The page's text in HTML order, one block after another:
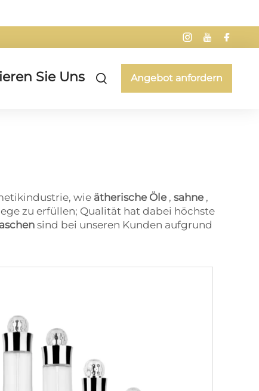
Sie Uns Angebot anfordern
wie ätherische Öle , sahne ,
zu erfüllen; Qualität hat dabei höchste
sind bei unseren Kunden aufgrund